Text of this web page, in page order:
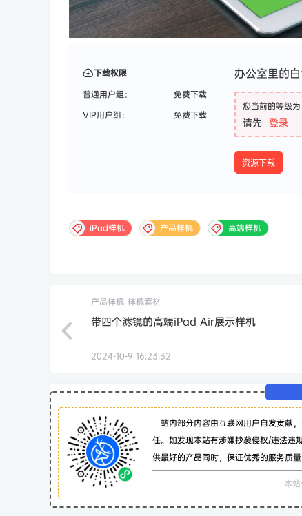
下载权限
普通用户组：
免费下载
VIP用户组：
免费下载
办公室里的
您当前的等级为
请先 登录
资源下载
iPad样机 产品样机 高端样机
产品样机 样机素材
带四个滤镜的高端iPad Air展示样机
2024-10-9 16:23:32
站内部分内容由互联网用户自发贡献
任。如发现本站有涉嫌抄袭侵权/违法违
供最好的产品同时，保证优秀的服务质量
本